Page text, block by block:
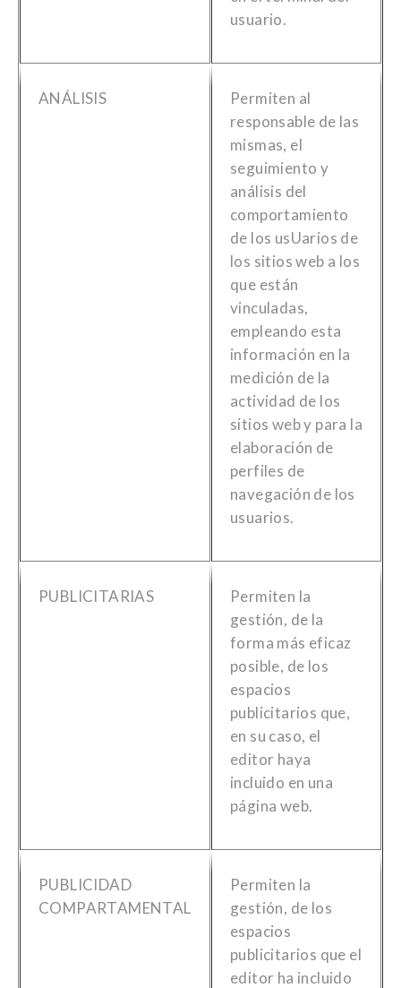
usuario.
ANÁLISIS
Permiten al
responsable de las
mismas, el
seguimiento y
análisis del
comportamiento
de los usUarios de
los sitios web a los
que están
vinculadas,
empleando esta
información en la
medición de la
actividad de los
sitios web y para la
elaboración de
perfiles de
navegación de los
usuarios.
PUBLICITARIAS
Permiten la
gestión, de la
forma más eficaz
posible, de los
espacios
publicitarios que,
en su caso, el
editor haya
incluido en una
página web.
PUBLICIDAD
COMPARTAMENTAL
Permiten la
gestión, de los
espacios
publicitarios que el
editor ha incluido